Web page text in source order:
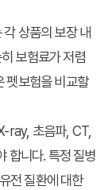
상품의 보장 내
보험료가 저렴
펫보험을 비교할
ray, 초음파, CT,
합니다. 특정 질병
전 질환에 대한